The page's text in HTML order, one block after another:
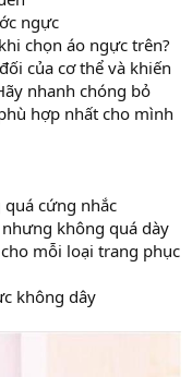
ngực
chọn áo ngực trên?
của cơ thể và khiến
nhanh chóng bỏ
hợp nhất cho mình
cứng nhắc
không quá dày
mỗi loại trang phục
không dây